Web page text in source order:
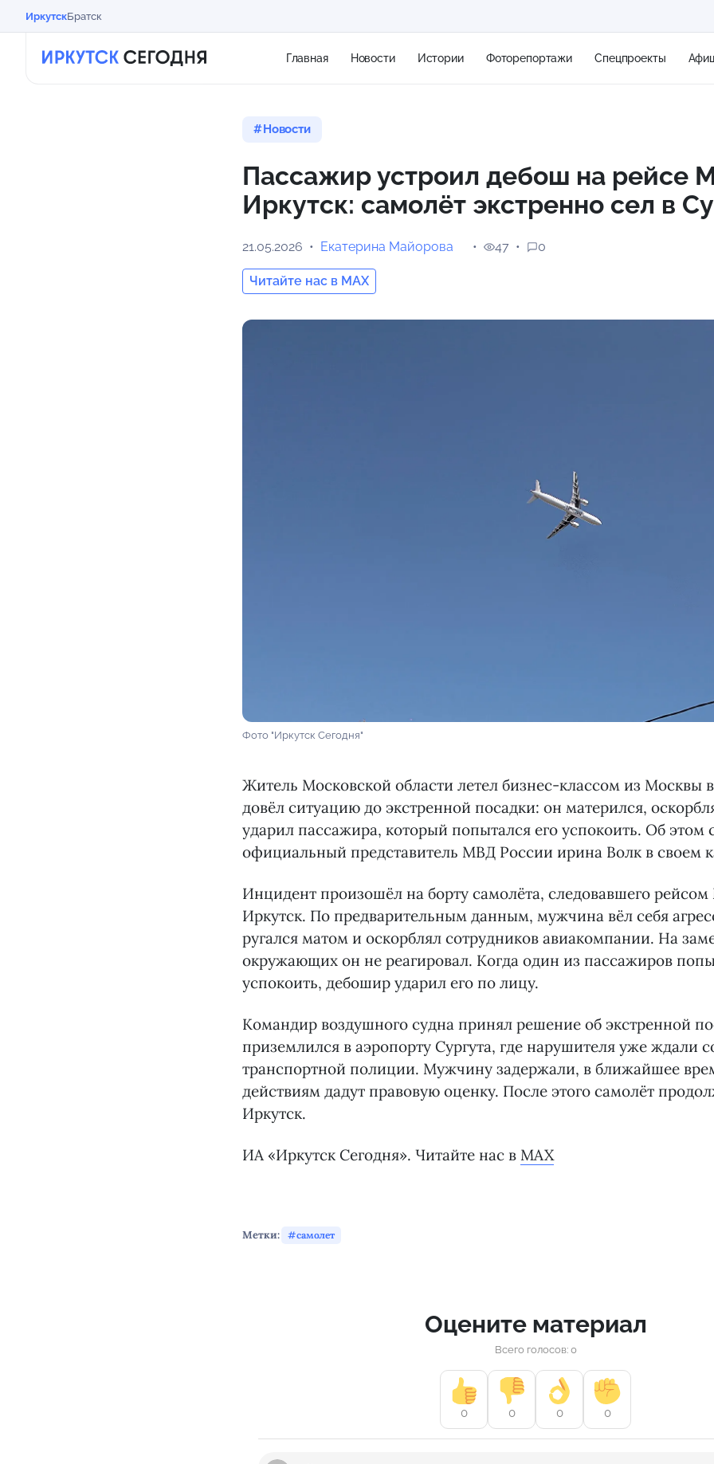
ИркутскБратск
Главная Новости Истории Фоторепортажи Спецпроекты
1 м/с
Новости
Пассажир устроил дебош на рейсе
Иркутск: самолёт экстренно сел в
21.05.2026 Екатерина Майорова
Читайте нас в MAX
47 0
Фото "Иркутск Сегодня"
Житель Московской области летел бизнес-классом из Москвы
довёл ситуацию до экстренной посадки: он матерился,
ударил пассажира, который попытался его успокоить. Об этом
официальный представитель МВД России ирина Волк в своем
Инцидент произошёл на борту самолёта, следовавшего рейсом
Иркутск. По предварительным данным, мужчина вёл себя
ругался матом и оскорблял сотрудников авиакомпании. На
окружающих он не реагировал. Когда один из пассажиров
успокоить, дебошир ударил его по лицу.
Командир воздушного судна принял решение об экстренной
приземлился в аэропорту Сургута, где нарушителя уже ждали
транспортной полиции. Мужчину задержали, в ближайшее
действиям дадут правовую оценку. После этого самолёт
Иркутск.
ИА «Иркутск Сегодня». Читайте нас в MAX
Метки: самолет
Оцените материал
Всего голосов: 0
0 0 0 0